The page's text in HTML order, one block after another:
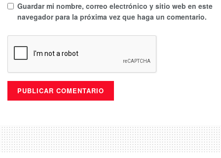
Guardar mi nombre, correo electrónico y sitio web en este
navegador para la próxima vez que haga un comentario.